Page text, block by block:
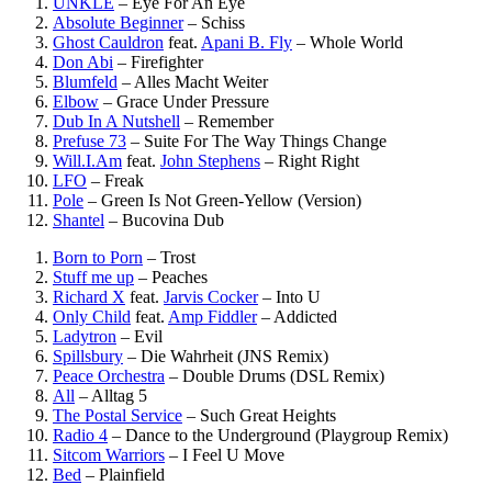
Absolute Beginner– Schiss
Ghost Cauldron feat. Apani B. Fly – Whole World
Don Abi – Firefighter
Blumfeld – Alles Macht Weiter
Elbow – Grace Under Pressure
Dub In A Nutshell – Remember
Prefuse 73 – Suite For The Way Things Change
Will.I.Am feat. John Stephens – Right Right
LFO – Freak
Pole – Green Is Not Green-Yellow (Version)
Shantel – Bucovina Dub
Born to Porn – Trost
Stuff me up – Peaches
Richard X feat. Jarvis Cocker– Into U
Only Child feat. Amp Fiddler– Addicted
Ladytron – Evil
Spillsbury – Die Wahrheit (JNS Remix)
Peace Orchestra – Double Drums (DSL Remix)
All – Alltag 5
The Postal Service – Such Great Heights
Radio 4 – Dance to the Underground (Playgroup Remix)
Sitcom Warriors – I Feel U Move
Bed – Plainfield